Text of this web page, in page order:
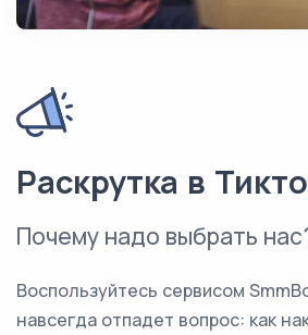
Раскрутка в
Почему надо выбрать
Воспользуйтесь сервисом
навсегда отпадет вопрос: как